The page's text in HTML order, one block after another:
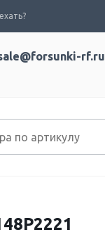
rf.ru